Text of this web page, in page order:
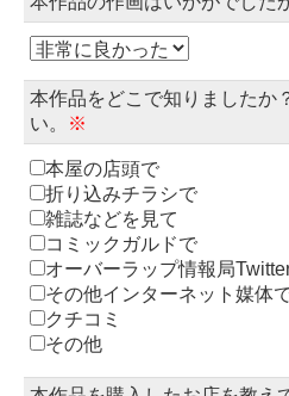
本作品をどこで知りましたか
い。
※
本屋の店頭で
折り込みチラシで
雑誌などを見て
コミックガルドで
オーバーラップ情報局
その他インターネット媒体
クチコミ
その他